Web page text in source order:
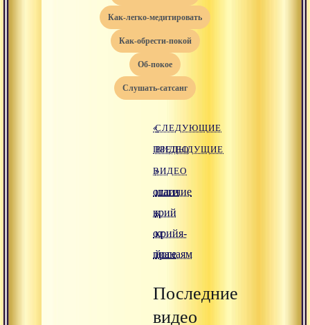
как-легко-медитировать
как-обрести-покой
об-покое
слушать-сатсанг
«
ПРЕДЫДУЩИЕ
ВИДЕО
отличие
крий
от
пранаям
СЛЕДУЮЩИЕ
ВИДЕО
»
шаги
к
крийя-
йоге
Последние
видео